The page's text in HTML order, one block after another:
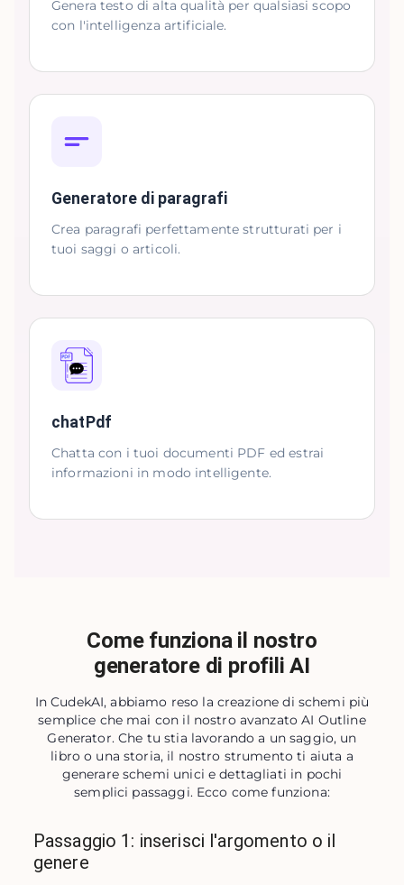
Genera testo di alta qualità per qualsiasi scopo
con l'intelligenza artificiale.
Generatore di paragrafi
Crea paragrafi perfettamente strutturati per i
tuoi saggi o articoli.
chatPdf
Chatta con i tuoi documenti PDF ed estrai
informazioni in modo intelligente.
Come funziona il nostro
generatore di profili AI
In CudekAI, abbiamo reso la creazione di schemi più
semplice che mai con il nostro avanzato AI Outline
Generator. Che tu stia lavorando a un saggio, un
libro o una storia, il nostro strumento ti aiuta a
generare schemi unici e dettagliati in pochi
semplici passaggi. Ecco come funziona:
Passaggio 1: inserisci l'argomento o il
genere